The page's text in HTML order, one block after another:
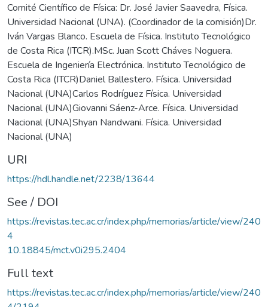
Comité Científico de Física: Dr. José Javier Saavedra, Física.
Universidad Nacional (UNA). (Coordinador de la comisión)Dr.
Iván Vargas Blanco. Escuela de Física. Instituto Tecnológico
de Costa Rica (ITCR).MSc. Juan Scott Cháves Noguera.
Escuela de Ingeniería Electrónica. Instituto Tecnológico de
Costa Rica (ITCR)Daniel Ballestero. Física. Universidad
Nacional (UNA)Carlos Rodríguez Física. Universidad
Nacional (UNA)Giovanni Sáenz-Arce. Física. Universidad
Nacional (UNA)Shyan Nandwani. Física. Universidad
Nacional (UNA)
URI
https://hdl.handle.net/2238/13644
See / DOI
https://revistas.tec.ac.cr/index.php/memorias/article/view/240
4
10.18845/mct.v0i295.2404
Full text
https://revistas.tec.ac.cr/index.php/memorias/article/view/240